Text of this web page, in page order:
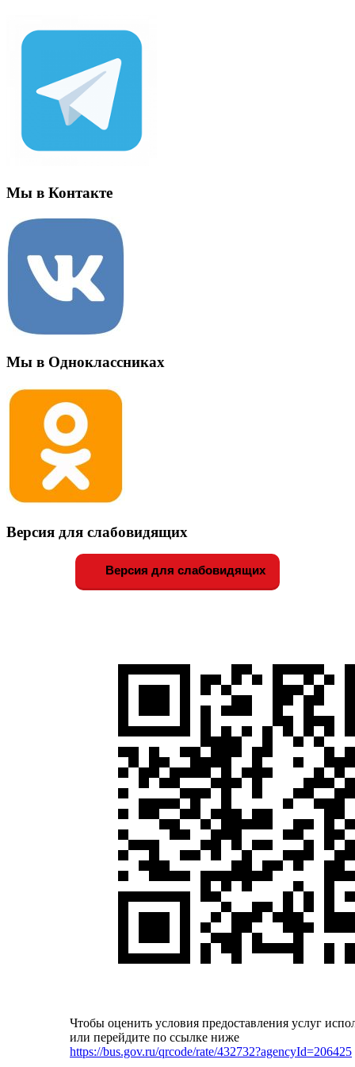
Мы в Контакте
Мы в Одноклассниках
Версия для слабовидящих
Версия для слабовидящих
Чтобы оценить условия предоставления услуг
или перейдите по ссылке ниже
https://bus.gov.ru/qrcode/rate/432732?agencyId=206425